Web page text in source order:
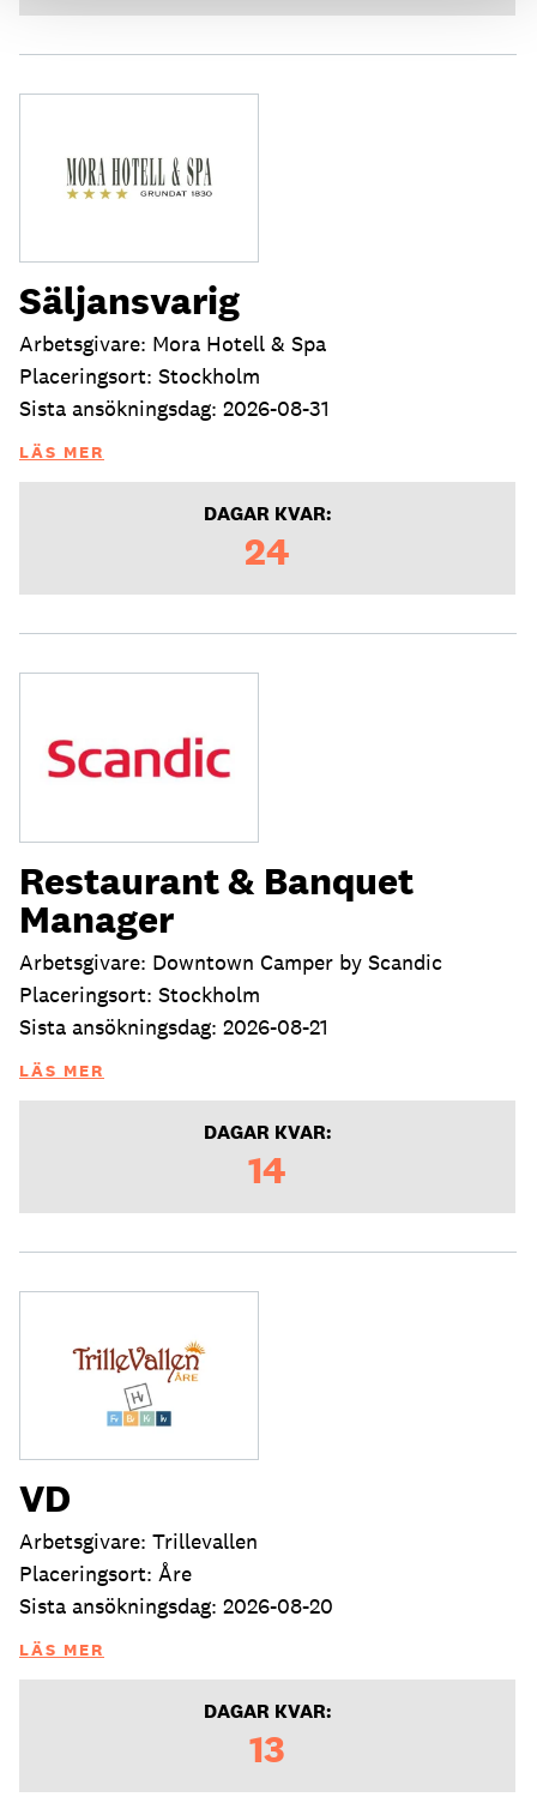
Säljansvarig
Arbetsgivare: Mora Hotell & Spa
Placeringsort: Stockholm
Sista ansökningsdag: 2026-08-31
LÄS MER
DAGAR KVAR:
24
Restaurant & Banquet
Manager
Arbetsgivare: Downtown Camper by Scandic
Placeringsort: Stockholm
Sista ansökningsdag: 2026-08-21
LÄS MER
DAGAR KVAR:
14
VD
Arbetsgivare: Trillevallen
Placeringsort: Åre
Sista ansökningsdag: 2026-08-20
LÄS MER
DAGAR KVAR:
13